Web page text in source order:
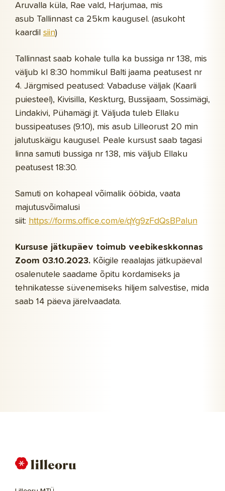
Aruvalla küla, Rae vald, Harjumaa, mis
asub Tallinnast ca 25km kaugusel. (asukoht
kaardil siin)
Tallinnast saab kohale tulla ka bussiga nr 138, mis
väljub kl 8:30 hommikul Balti jaama peatusest nr
4. Järgmised peatused: Vabaduse väljak (Kaarli
puiesteel), Kivisilla, Keskturg, Bussijaam, Sossimägi,
Lindakivi, Pühamägi jt. Väljuda tuleb Ellaku
bussipeatuses (9:10), mis asub Lilleorust 20 min
jalutuskäigu kaugusel. Peale kursust saab tagasi
linna samuti bussiga nr 138, mis väljub Ellaku
peatusest 18:30.
Samuti on kohapeal võimalik ööbida, vaata
majutusvõimalusi
siit: https://forms.office.com/e/qYg9zFdQsBPalun
Kursuse jätkupäev toimub veebikeskkonnas
Zoom 03.10.2023. Kõigile reaalajas jätkupäeval
osalenutele saadame õpitu kordamiseks ja
tehnikatesse süvenemiseks hiljem salvestise, mida
saab 14 päeva järelvaadata.